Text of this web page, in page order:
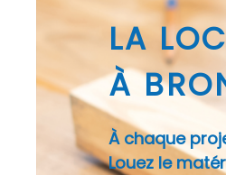
LA
À
À chaque
Louez le